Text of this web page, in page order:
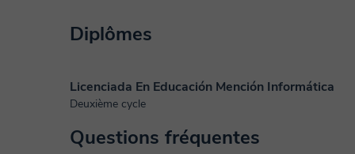
Diplômes
Licenciada En Educación Mención Informática
Deuxième cycle
Questions fréquentes